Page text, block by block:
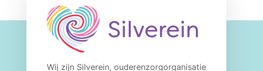
Wij zijn Silverein, ouderenzorgorganisatie